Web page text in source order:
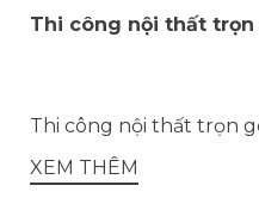
Thi công nội thất trọn
Thi công nội thất trọn
XEM THÊM